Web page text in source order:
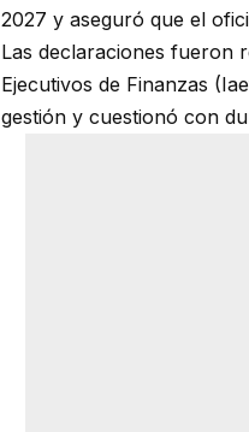
2027 y aseguró que el
Las declaraciones fueron
Ejecutivos de Finanzas
gestión y cuestionó con